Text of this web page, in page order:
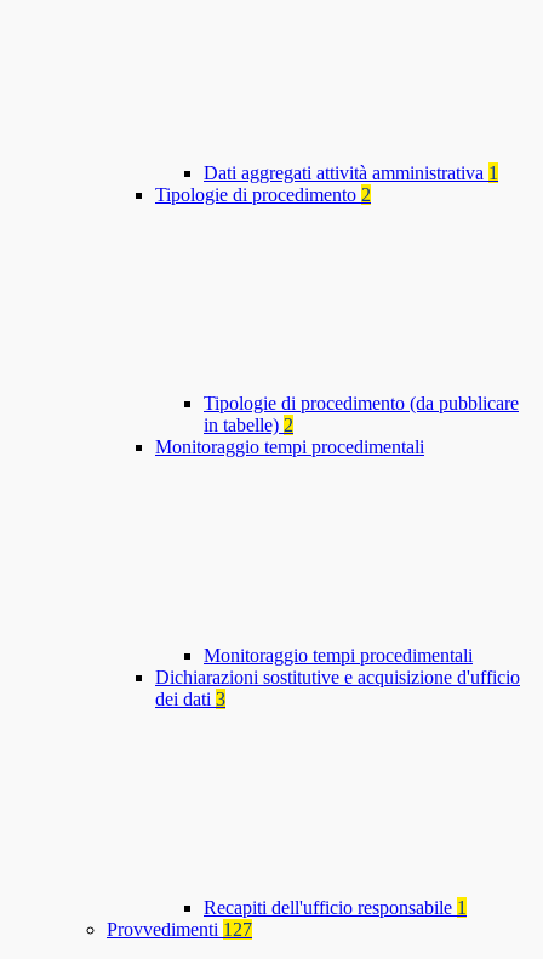
Dati aggregati attività amministrativa 1
Tipologie di procedimento 2
Tipologie di procedimento (da pubblicare
in tabelle) 2
Monitoraggio tempi procedimentali
Monitoraggio tempi procedimentali
Dichiarazioni sostitutive e acquisizione d'ufficio
dei dati 3
Recapiti dell'ufficio responsabile 1
Provvedimenti 127